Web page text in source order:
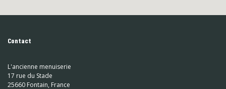
Contact
L'ancienne menuiserie
17 rue du Stade
25660 Fontain, France